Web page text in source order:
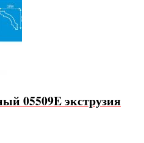
05509E экструзия